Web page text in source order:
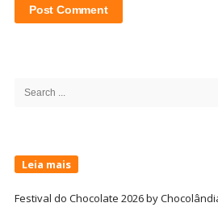
Search
Leia mais
Festival do Chocolate 2026 by